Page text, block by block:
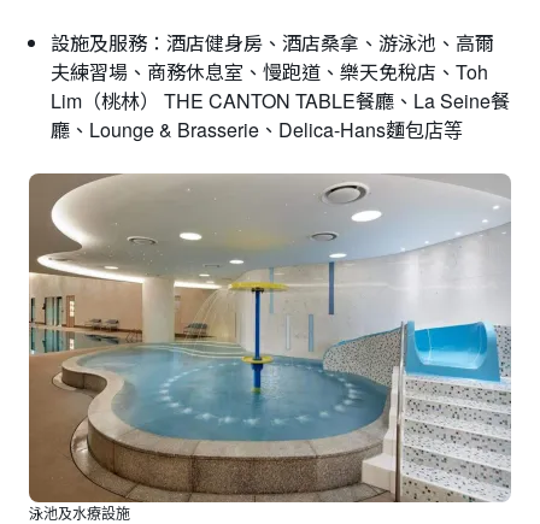
設施及服務：酒店健身房、酒店桑拿、游泳池、高爾
夫練習場、商務休息室、慢跑道、樂天免稅店、Toh
Lim（桃林） THE CANTON TABLE餐廳、La Seine餐
廳、Lounge & Brasserie、Delica-Hans麵包店等
泳池及水療設施